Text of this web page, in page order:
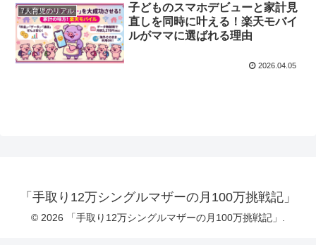
7人育児のリアル
子どものスマホデビューと家計見
直しを同時に叶える！楽天モバイ
ルがママに選ばれる理由
2026.04.05
「手取り12万シングルマザーの月100万挑戦記」
© 2026 「手取り12万シングルマザーの月100万挑戦記」.